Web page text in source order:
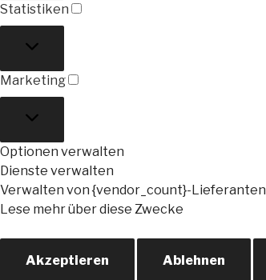
Statistiken
Marketing
Optionen verwalten
Dienste verwalten
Verwalten von {vendor_count}-Lieferanten
Lese mehr über diese Zwecke
Akzeptieren Ablehnen